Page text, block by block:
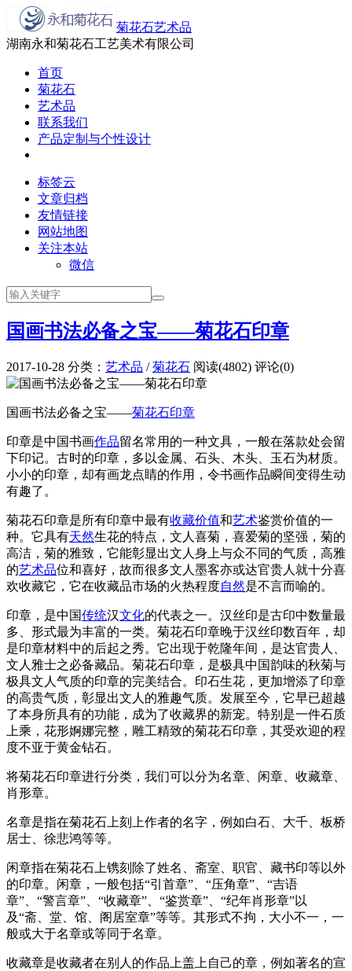
菊花石艺术品
湖南永和菊花石工艺美术有限公司
首页
菊花石
艺术品
联系我们
产品定制与个性设计
标签云
文章归档
友情链接
网站地图
关注本站
微信
国画书法必备之宝——菊花石印章
2017-10-28 分类： 艺术品 /菊花石 阅读(4802) 评论(0)
国画书法必备之宝——菊花石印章
印章是中国书画作品留名常用的一种文具，一般在落款处会留
下印记。古时的印章，多以金属、石头、木头、玉石为材质。
小小的印章，却有画龙点睛的作用，令书画作品瞬间变得生动
有趣了。
菊花石印章是所有印章中最有收藏价值和艺术鉴赏价值的一
种。它具有天然生花的特点，文人喜菊，喜爱菊的坚强，菊的
高洁，菊的雅致，它能彰显出文人身上与众不同的气质，高雅
的艺术品位和喜好，故而很多文人墨客亦或达官贵人就十分喜
欢收藏它，它在收藏品市场的火热程度自然是不言而喻的。
印章，是中国传统汉文化的代表之一。汉丝印是古印中数量最
多、形式最为丰富的一类。菊花石印章晚于汉丝印数百年，却
是印章材料中的后起之秀。它出现于乾隆年间，是达官贵人、
文人雅士之必备藏品。菊花石印章，是极具中国韵味的秋菊与
极具文人气质的印章的完美结合。印石生花，更加增添了印章
的高贵气质，彰显出文人的雅趣气质。发展至今，它早已超越
了本身所具有的功能，成为了收藏界的新宠。特别是一件石质
上乘，花形婀娜完整，雕工精致的菊花石印章，其受欢迎的程
度不亚于黄金钻石。
将菊花石印章进行分类，我们可以分为名章、闲章、收藏章、
肖形章。
名章是指在菊花石上刻上作者的名字，例如白石、大千、板桥
居士、徐悲鸿等等。
闲章指在菊花石上镌刻除了姓名、斋室、职官、藏书印等以外
的印章。闲章，一般包括“引首章”、“压角章”、“吉语
章”、“警言章”、“收藏章”、“鉴赏章”、“纪年肖形章”以
及“斋、堂、馆、阁居室章”等等。其形式不拘，大小不一，一
般或大于名章或等同于名章。
收藏章是收藏者在别人的作品上盖上自己的章，例如著名的宣